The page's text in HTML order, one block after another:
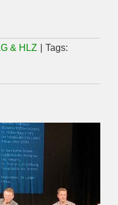
& HLZ
Tags: